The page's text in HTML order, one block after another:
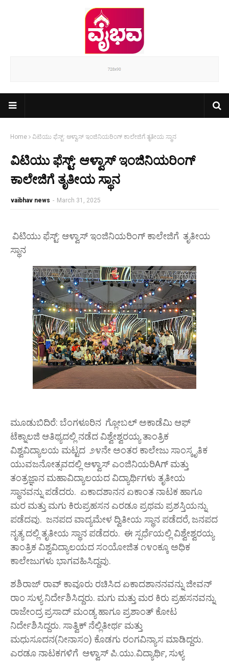
Home ವಿಟಿಯು ಫೆಸ್ಟ್: ಆಳ್ವಾಸ್ ಇಂಜಿನಿಯರಿಂಗ್ ಕಾಲೇಜಿಗೆ ತೃತೀಯ ಸ್ಥಾನ
ವಿಟಿಯು ಫೆಸ್ಟ್: ಆಳ್ವಾಸ್ ಇಂಜಿನಿಯರಿಂಗ್
ಕಾಲೇಜಿಗೆ ತೃತೀಯ ಸ್ಥಾನ
vaibhav news - March 31, 2025
ವಿಟಿಯು ಫೆಸ್ಟ್: ಆಳ್ವಾಸ್ ಇಂಜಿನಿಯರಿಂಗ್ ಕಾಲೇಜಿಗೆ ತೃತೀಯ
ಸ್ಥಾನ
ಮೂಡುಬಿದಿರೆ: ಬೆಂಗಳೂರಿನ ಗ್ಲೋಬಲ್ ಅಕಾಡೆಮಿ ಆಫ್
ಟೆಕ್ನಾಲಜಿ ಆತಿಥ್ಯದಲ್ಲಿ ನಡೆದ ವಿಶ್ವೇಶ್ವರಯ್ಯ ತಾಂತ್ರಿಕ
ವಿಶ್ವವಿದ್ಯಾಲಯ ಮಟ್ಟದ ೨೪ನೇ ಅಂತರ ಕಾಲೇಜು ಸಾಂಸ್ಕೃತಿಕ
ಯುವಜನೋತ್ಸವದಲ್ಲಿ ಆಳ್ವಾಸ್ ಎಂಜಿನಿಯರಿAಗ್ ಮತ್ತು
ತಂತ್ರಜ್ಞಾನ ಮಹಾವಿದ್ಯಾಲಯದ ವಿದ್ಯಾರ್ಥಿಗಳು ತೃತೀಯ
ಸ್ಥಾನವನ್ನು ಪಡೆದರು. ಏಕಾದಶಾನನ ಏಕಾಂತ ನಾಟಕ ಹಾಗೂ
ಮರ ಮತ್ತು ಮಗು ಕಿರುಪ್ರಹಸನ ಎರಡೂ ಪ್ರಥಮ ಪ್ರಶಸ್ತಿಯನ್ನು
ಪಡೆದವು. ಜನಪದ ವಾದ್ಯಮೇಳ ದ್ವಿತೀಯ ಸ್ಥಾನ ಪಡೆದರೆ, ಜನಪದ
ನೃತ್ಯ ದಲ್ಲಿ ತೃತೀಯ ಸ್ಥಾನ ಪಡೆದರು. ಈ ಸ್ಪರ್ಧೆಯಲ್ಲಿ ವಿಶ್ವೇಶ್ವರಯ್ಯ
ತಾಂತ್ರಿಕ ವಿಶ್ವವಿದ್ಯಾಲಯದ ಸಂಯೋಜಿತ ೧೪೦ಕ್ಕೂ ಅಧಿಕ
ಕಾಲೇಜುಗಳು ಭಾಗವಹಿಸಿದ್ದವು.
ಶಶಿರಾಜ್ ರಾವ್ ಕಾವೂರು ರಚಿಸಿದ ಏಕಾದಶಾನನವನ್ನು ಜೀವನ್
ರಾಂ ಸುಳ್ಯ ನಿರ್ದೇಶಿಸಿದ್ದರು. ಮಗು ಮತ್ತು ಮರ ಕಿರು ಪ್ರಹಸನವನ್ನು
ರಾಜೇಂದ್ರ ಪ್ರಸಾದ್ ಮಂಡ್ಯ ಹಾಗೂ ಪ್ರಶಾಂತ್ ಕೋಟ
ನಿರ್ದೇಶಿಸಿದ್ದರು. ಸಾತ್ವಿಕ್ ನೆಲ್ಲಿತೀರ್ಥ ಮತ್ತು
ಮಧುಸೂದನ(ನೀನಾಸಂ) ಕೊಡಗು ರಂಗವಿನ್ಯಾಸ ಮಾಡಿದ್ದರು.
ಎರಡೂ ನಾಟಕಗಳಿಗೆ ಆಳ್ವಾಸ್ ಪಿ.ಯು.ವಿದ್ಯಾರ್ಥಿ, ಸುಳ್ಯ